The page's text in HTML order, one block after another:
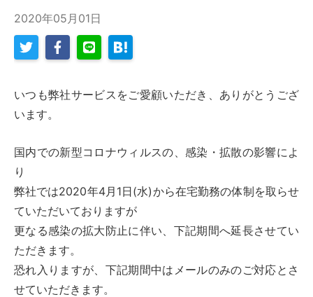
2020年05月01日
いつも弊社サービスをご愛顧いただき、ありがとうござ
います。
国内での新型コロナウィルスの、感染・拡散の影響によ
り
弊社では2020年4月1日(水)から在宅勤務の体制を取らせ
ていただいておりますが
更なる感染の拡大防止に伴い、下記期間へ延長させてい
ただきます。
恐れ入りますが、下記期間中はメールのみのご対応とさ
せていただきます。